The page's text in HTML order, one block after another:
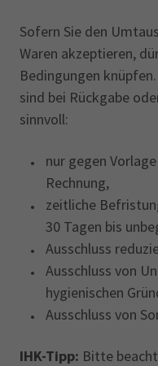
Sofern Sie den
Waren akzeptieren,
Bedingungen
sind bei Rückgabe
sinnvoll:
nur gegen
Rechnung,
zeitliche
30 Tagen bis
Ausschluss
Ausschluss von
hygienischen
Ausschluss von
IHK-Tipp: Bitte